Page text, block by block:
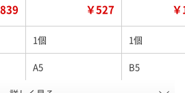
￥527
1個 1個
A5 B5